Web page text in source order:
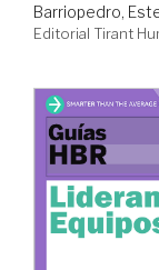
Barriopedro,
Editorial Tirant